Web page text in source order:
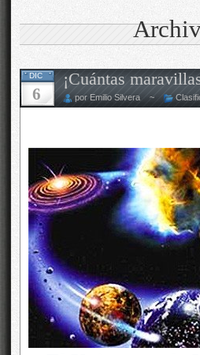
DIC
6
¡Cuántas
por Emilio Silvera ~